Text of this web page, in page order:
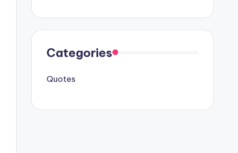
Categories
Quotes